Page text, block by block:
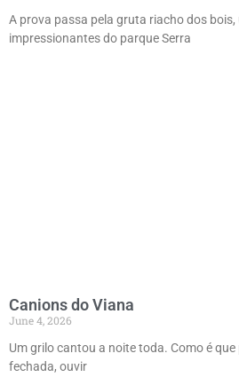
A prova passa pela gruta riacho dos
impressionantes do parque Serra
Canions do Viana
June 4, 2026
Um grilo cantou a noite toda. Como é que
fechada, ouvir